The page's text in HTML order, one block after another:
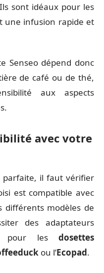
sont idéaux pour les
une infusion rapide et
Senseo dépend donc
de café ou de thé,
aux aspects
avec votre
il faut vérifier
est compatible avec
différents modèles de
des adaptateurs
pour les dosettes
ou l’Ecopad.